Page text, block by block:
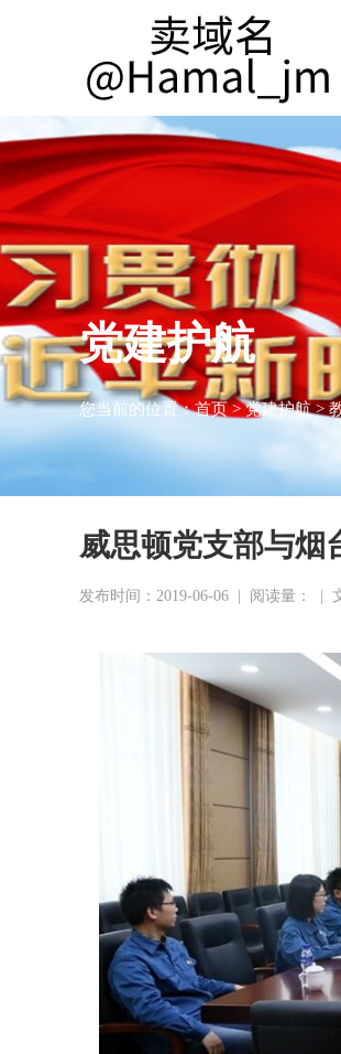
党建护航
您当前的位置：首页>党建护航>
威思顿党支部与烟
发布时间：2019-06-06 阅读量：